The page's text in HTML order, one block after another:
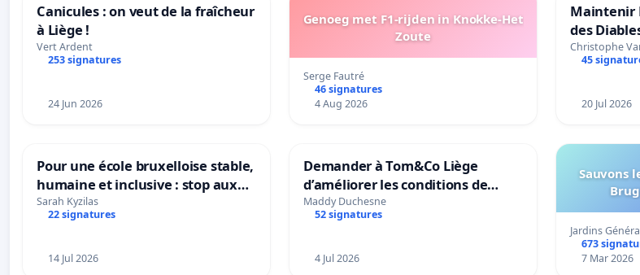
Canicules : on veut de la fraîcheur
à Liège !
Vert Ardent
253 signatures
24 Jun 2026
Genoeg met F1-rijden in Knokke-Het
Zoute
Serge Fautré
46 signatures
4 Aug 2026
Maintenir
des
Christophe
45
20 Jul 2026
Pour une école bruxelloise stable,
humaine et inclusive : stop aux
réformes qui fragilisent le
primaire
Sarah Kyzilas
22 signatures
14 Jul 2026
Demander à Tom&Co Liège
d’améliorer les conditions de
présentation des animaux et de
mettre fin à la vente d’animaux
Maddy Duchesne
52 signatures
4 Jul 2026
Sauvons
Jardins
673
7 Mar 2026